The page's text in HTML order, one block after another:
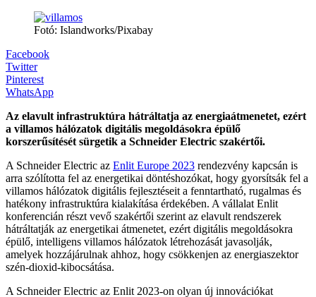
Fotó: Islandworks/Pixabay
Facebook
Twitter
Pinterest
WhatsApp
Az elavult infrastruktúra hátráltatja az energiaátmenetet, ezért
a villamos hálózatok digitális megoldásokra épülő
korszerűsítését sürgetik a Schneider Electric szakértői.
A Schneider Electric az Enlit Europe 2023 rendezvény kapcsán is
arra szólította fel az energetikai döntéshozókat, hogy gyorsítsák fel a
villamos hálózatok digitális fejlesztéseit a fenntartható, rugalmas és
hatékony infrastruktúra kialakítása érdekében. A vállalat Enlit
konferencián részt vevő szakértői szerint az elavult rendszerek
hátráltatják az energetikai átmenetet, ezért digitális megoldásokra
épülő, intelligens villamos hálózatok létrehozását javasolják,
amelyek hozzájárulnak ahhoz, hogy csökkenjen az energiaszektor
szén-dioxid-kibocsátása.
A Schneider Electric az Enlit 2023-on olyan új innovációkat